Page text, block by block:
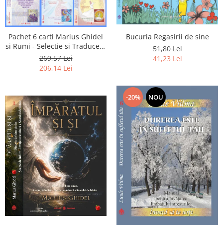
Pachet 6 carti Marius Ghidel
si Rumi - Selectie si Traducere
de Marius Ghidel
269,57 Lei
206,14 Lei
Bucuria Regasirii de sine
51,80 Lei
41,23 Lei
-20% NOU